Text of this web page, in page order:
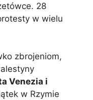
28
w wielu
zbrojeniom,
Venezia i
w Rzymie